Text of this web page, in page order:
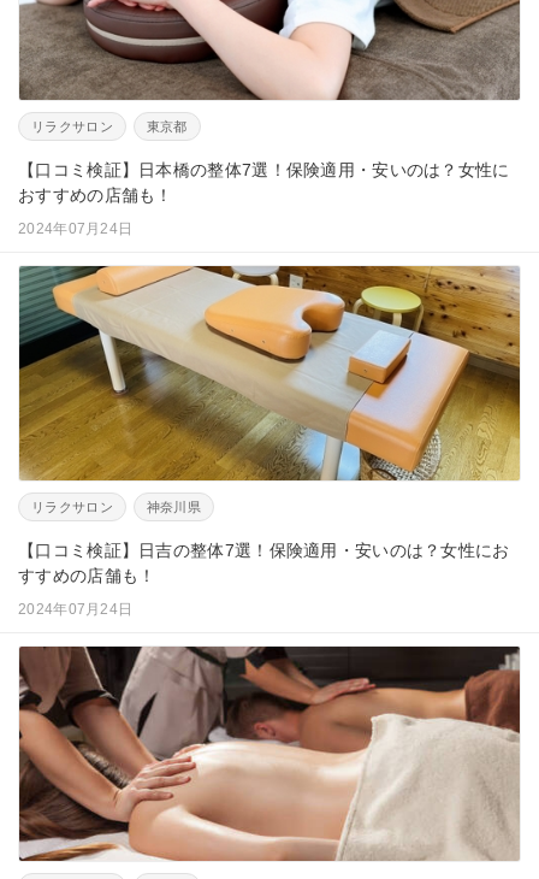
リラクサロン 東京都
【口コミ検証】日本橋の整体7選！保険適用・安いのは？女性に
おすすめの店舗も！
2024年07月24日
リラクサロン 神奈川県
【口コミ検証】日吉の整体7選！保険適用・安いのは？女性にお
すすめの店舗も！
2024年07月24日